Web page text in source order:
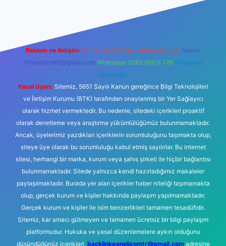
Reklam ve İletişim: E-mail: backlinkpaneli@gmail.com Teams:
forumhizmeti@gmail.com Whatsapp: 0262 606 0 726 Telegram:
@karabul
Yasal Uyarı: Sitemiz, 5651 Sayılı Kanun gereğince Bilgi Teknolojileri
ve İletişim Kurumu (BTK) tarafından onaylanmış bir Yer Sağlayıcı
olarak hizmet vermektedir. Bu nedenle, sitedeki içerikleri proaktif
olarak denetleme veya araştırma yükümlülüğümüz bulunmamaktadır.
Ancak, üyelerimiz yazdıkları içeriklerin sorumluluğunu taşımakta olup,
siteye üye olarak bu sorumluluğu kabul etmiş sayılırlar. Bu internet
sitesi, herhangi bir marka, kurum veya şahıs şirketi ile hiçbir bağlantısı
bulunmamaktadır. Sitede yalnızca kendi hazırladığımız makaleler
paylaşılmaktadır. Burada yer alan içerikler haber niteliği taşımamakta
olup, gerçek kurum ve kişiler hakkında paylaşım yapılmamaktadır.
Gerçek kurum ve kişiler ile isim benzerlikleri tamamen tesadüfidir.
Sitemiz, kar amacı gütmeyen ve tamamen ücretsiz bir bilgi paylaşım
platformudur. Hukuka ve yasal düzenlemelere aykırı olduğunu
düşündüğünüz içerikleri, backlinkpanelicomtr@gmail.comadresine